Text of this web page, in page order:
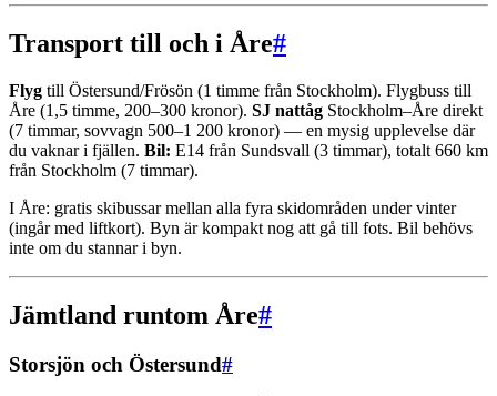
Transport till och i Åre#
Flyg till Östersund/Frösön (1 timme från Stockholm). Flygbuss till
Åre (1,5 timme, 200–300 kronor). SJ nattåg Stockholm–Åre direkt
(7 timmar, sovvagn 500–1 200 kronor) — en mysig upplevelse där
du vaknar i fjällen. Bil: E14 från Sundsvall (3 timmar), totalt 660 km
från Stockholm (7 timmar).
I Åre: gratis skibussar mellan alla fyra skidområden under vinter
(ingår med liftkort). Byn är kompakt nog att gå till fots. Bil behövs
inte om du stannar i byn.
Jämtland runtom Åre#
Storsjön och Östersund#